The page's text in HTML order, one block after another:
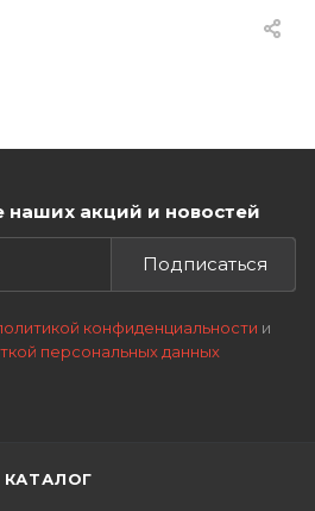
наших акций и новостей
Подписаться
конфиденциальности и
персональных данных
КАТАЛОГ